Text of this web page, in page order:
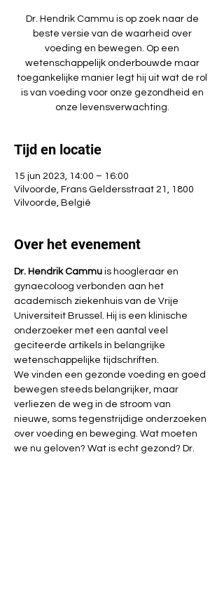
Dr. Hendrik Cammu is op zoek naar de
beste versie van de waarheid over
voeding en bewegen. Op een
wetenschappelijk onderbouwde maar
toegankelijke manier legt hij uit wat de rol
is van voeding voor onze gezondheid en
onze levensverwachting.
Tijd en locatie
15 jun 2023, 14:00 – 16:00
Vilvoorde, Frans Geldersstraat 21, 1800
Vilvoorde, België
Over het evenement
Dr. Hendrik Cammu is hoogleraar en
gynaecoloog verbonden aan het
academisch ziekenhuis van de Vrije
Universiteit Brussel. Hij is een klinische
onderzoeker met een aantal veel
geciteerde artikels in belangrijke
wetenschappelijke tijdschriften.
We vinden een gezonde voeding en goed
bewegen steeds belangrijker, maar
verliezen de weg in de stroom van
nieuwe, soms tegenstrijdige onderzoeken
over voeding en beweging. Wat moeten
we nu geloven? Wat is echt gezond? Dr.